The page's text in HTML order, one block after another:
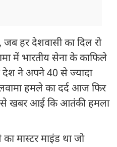
जब हर देशवासी का दिल रो
में भारतीय सेना के काफिले
ने अपने 40 से ज्यादा
हमले का दर्द आज फिर
से खबर आई कि आतंकी हमला
मास्टर माइंड था जो